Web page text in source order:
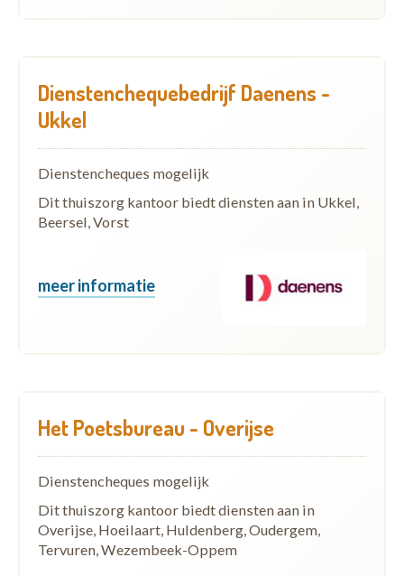
Dienstenchequebedrijf Daenens -
Ukkel
Dienstencheques mogelijk
Dit thuiszorg kantoor biedt diensten aan in Ukkel,
Beersel, Vorst
meer informatie
Het Poetsbureau - Overijse
Dienstencheques mogelijk
Dit thuiszorg kantoor biedt diensten aan in
Overijse, Hoeilaart, Huldenberg, Oudergem,
Tervuren, Wezembeek-Oppem